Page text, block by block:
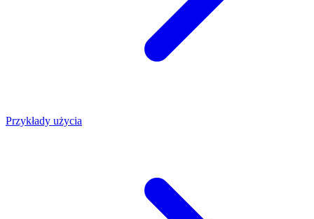
Przykłady użycia